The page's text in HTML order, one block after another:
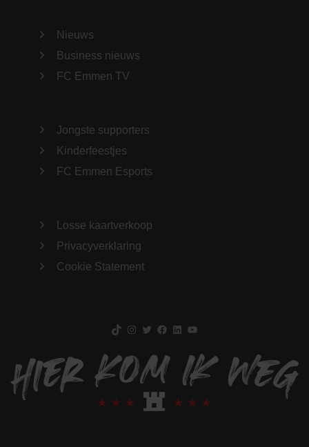
Nieuws
Business nieuws
FC Emmen TV
Jongste supporters
Kinderfeestjes
FC Emmen Esports
Losse kaartverkoop
Privacyverklaring
Cookie Statement